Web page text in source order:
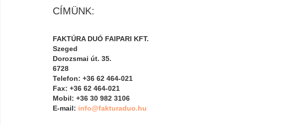
CÍMÜNK:
FAKTÚRA DUÓ FAIPARI KFT.
Szeged
Dorozsmai út. 35.
6728
Telefon: +36 62 464-021
Fax: +36 62 464-021
Mobil: +36 30 982 3106
E-mail: info@fakturaduo.hu